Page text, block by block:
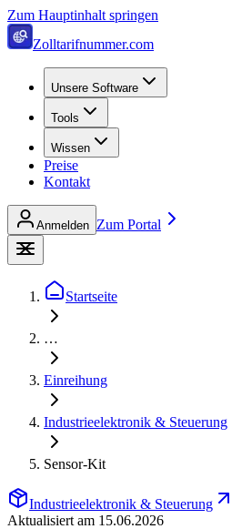
Zum Hauptinhalt springen
Zolltarifnummer.com
Unsere Software
Tools
Wissen
Preise
Kontakt
Anmelden Zum Portal
Startseite
…
Einreihung
Industrieelektronik & Steuerung
Sensor-Kit
Industrieelektronik & Steuerung
Aktualisiert am 15.06.2026